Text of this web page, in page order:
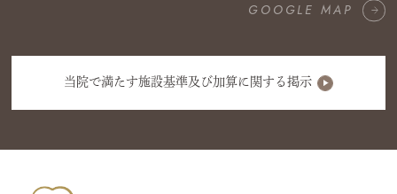
GOOGLE MAP
当院で満たす施設基準及び加算に関する掲示